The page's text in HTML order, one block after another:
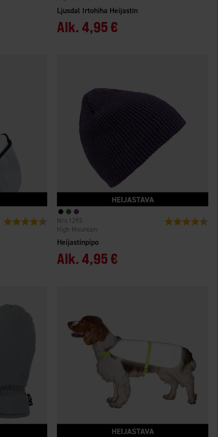
Ljusdal Irtohiha Heijastin
Alk. 4,95 €
Arvio: 4.3 5:sta tähdestä
Heijastinpipo
High Mountain
1293
Alk. 4,95 €
Arvio: